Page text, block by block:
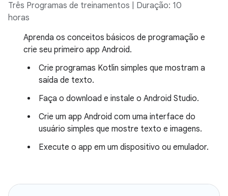
Três Programas de treinamentos | Duração: 10
horas
Aprenda os conceitos básicos de programação e
crie seu primeiro app Android.
Crie programas Kotlin simples que mostram a
saída de texto.
Faça o download e instale o Android Studio.
Crie um app Android com uma interface do
usuário simples que mostre texto e imagens.
Execute o app em um dispositivo ou emulador.